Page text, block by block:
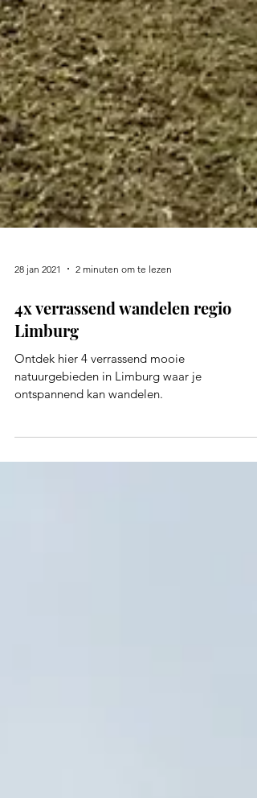
28 jan 2021 2 minuten om te lezen
4x verrassend wandelen regio
Limburg
ontspannend kan wandelen.